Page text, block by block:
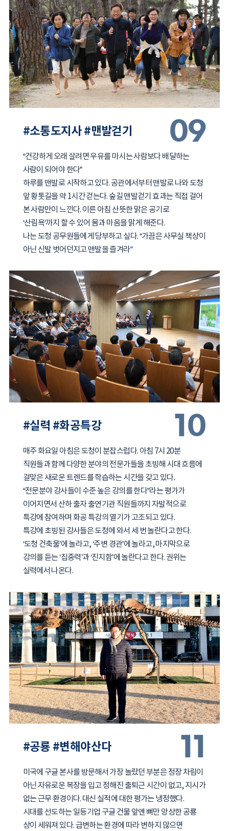
09
#소통도지사 #맨발걷기
“건강하게 오래 살려면 우유를 마시는 사람보다 배달하는
사람이 되어야 한다”
하루를 맨발로 시작하고 있다. 공관에서부터 맨발로 나와 도청
앞 황톳길을 약 1시간 걷는다. 숲길 맨발걷기 효과는 직접 걸어
본 사람만이 느낀다. 이른 아침 산뜻한 맑은 공기로
‘산림욕’까지 할 수 있어 몸과 마음을 맑게 해준다.
나는 도청 공무원들에게 당부하고 싶다. “가끔은 사무실 책상이
아닌 신발 벗어던지고 맨발을 즐겨라”
10
#실력 #화공특강
매주 화요일 아침은 도청이 분잡스럽다. 아침 7시 20분
직원들과 함께 다양한 분야의 전문가들을 초빙해 시대 흐름에
걸맞은 새로운 트렌드를 학습하는 시간을 갖고 있다.
“전문분야 강사들이 수준 높은 강의를 한다”라는 평가가
이어지면서 산하 출자 출연기관 직원들까지 자발적으로
특강에 참여하며 화공 특강의 열기가 고조되고 있다.
특강에 초빙된 강사들은 도청에 와서 세 번 놀란다고 한다.
‘도청 건축물’에 놀라고, ‘주변 경관’에 놀라고, 마지막으로
강의를 듣는 ‘집중력’과 ‘진지함’에 놀란다고 한다. 권위는
실력에서 나온다.
11
#공룡 #변해야산다
미국에 구글 본사를 방문해서 가장 놀랐던 부분은 정장 차림이
아닌 자유로운 복장을 입고 정해진 출퇴근 시간이 없고, 지시가
없는 근무 환경이다. 대신 실적에 대한 평가는 냉정했다.
시대를 선도하는 일등기업 구글 건물 앞엔 뼈만 앙상한 공룡
상이 세워져 있다. 급변하는 환경에 따라 변하지 않으면